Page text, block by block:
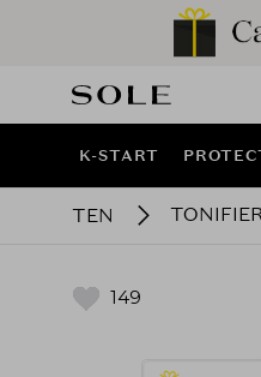
K-START
TEN
149